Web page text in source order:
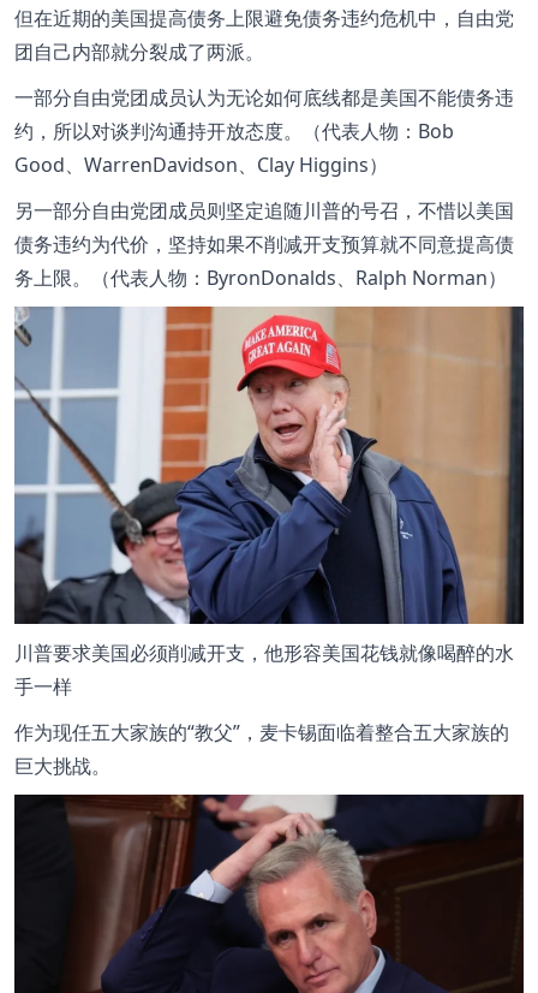
但在近期的美国提高债务上限避免债务违约危机中，自由党
团自己内部就分裂成了两派。
一部分自由党团成员认为无论如何底线都是美国不能债务违
约，所以对谈判沟通持开放态度。（代表人物：Bob
Good、WarrenDavidson、Clay Higgins）
另一部分自由党团成员则坚定追随川普的号召，不惜以美国
债务违约为代价，坚持如果不削减开支预算就不同意提高债
务上限。（代表人物：ByronDonalds、Ralph Norman）
川普要求美国必须削减开支，他形容美国花钱就像喝醉的水
手一样
作为现任五大家族的“教父”，麦卡锡面临着整合五大家族的
巨大挑战。